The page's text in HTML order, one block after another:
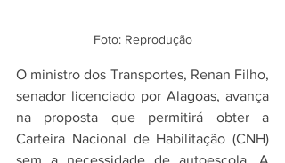
Foto: Reprodução
O ministro dos Transportes, Renan Filho,
senador licenciado por Alagoas, avança
na proposta que permitirá obter a
Carteira Nacional de Habilitação (CNH)
sem a necessidade de autoescola. A